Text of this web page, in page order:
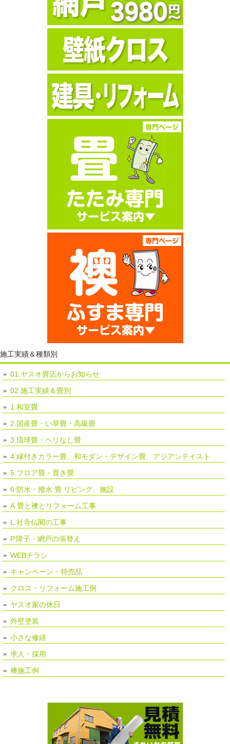
施工実績＆種類別
01.ヤスオ畳店からお知らせ
02.施工実績＆畳別
1.和室畳
2.国産畳・い草畳・高級畳
3.琉球畳・ヘリなし畳
4.縁付きカラー畳、和モダン・デザイン畳、アジアンテイスト
5.フロア畳・置き畳
6.防水・撥水 畳 リビング、施設
A.畳と襖とリフォーム工事
L.社寺仏閣の工事
P.障子・網戸の張替え
WEBチラシ
キャンペーン・特売品
クロス・リフォーム施工例
ヤスオ家の休日
外壁塗装
小さな修繕
求人・採用
襖施工例